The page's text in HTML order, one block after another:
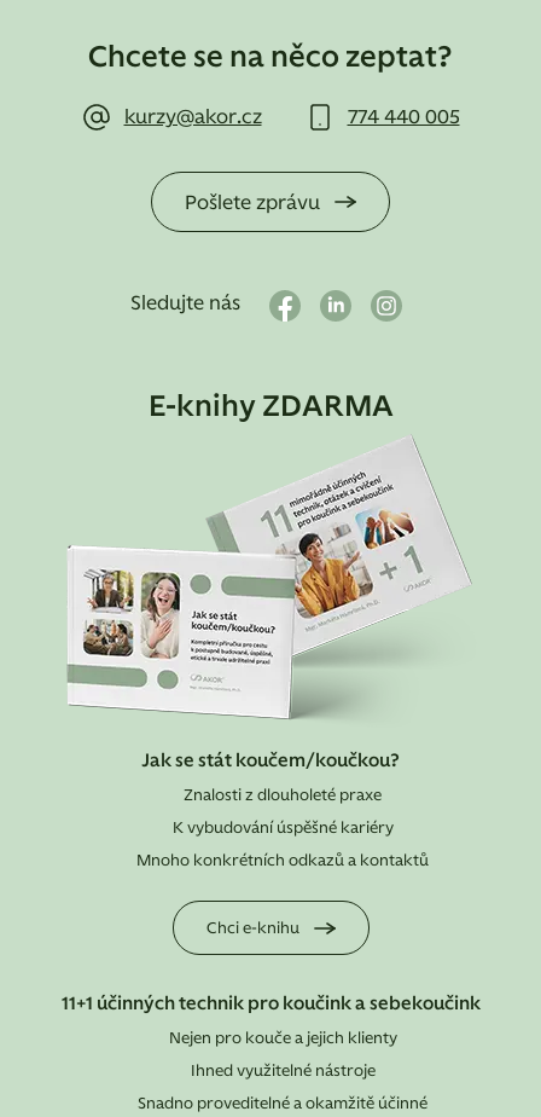
Chcete se na něco zeptat?
kurzy@akor.cz 774 440 005
Pošlete zprávu
Sledujte nás
E-knihy ZDARMA
Jak se stát koučem/koučkou?
Znalosti z dlouholeté praxe
K vybudování úspěšné kariéry
Mnoho konkrétních odkazů a kontaktů
Chci e-knihu
11+1 účinných technik pro koučink a sebekoučink
Nejen pro kouče a jejich klienty
Ihned využitelné nástroje
Snadno proveditelné a okamžitě účinné